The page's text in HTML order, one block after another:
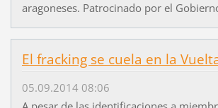
aragoneses. Patrocinado por el
El fracking se cuela en la
05.09.2014 08:06